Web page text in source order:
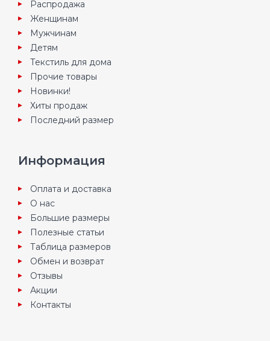
Распродажа
Женщинам
Мужчинам
Детям
Текстиль для дома
Прочие товары
Новинки!
Хиты продаж
Последний размер
Информация
Оплата и доставка
О нас
Большие размеры
Полезные статьи
Таблица размеров
Обмен и возврат
Отзывы
Акции
Контакты